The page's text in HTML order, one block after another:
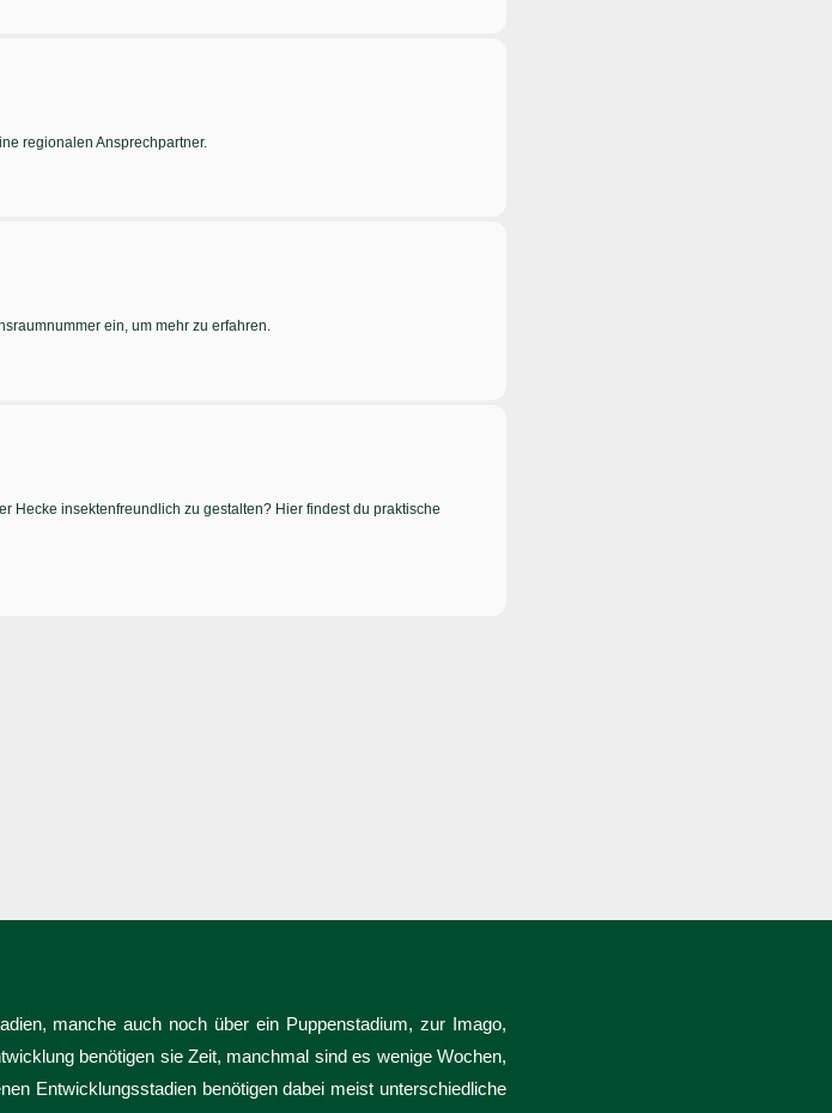
regionalen Ansprechpartner.
ein, um mehr zu erfahren.
Hecke insektenfreundlich zu gestalten? Hier findest du praktische
manche auch noch über ein Puppenstadium, zur Imago,
benötigen sie Zeit, manchmal sind es wenige Wochen,
Entwicklungsstadien benötigen dabei meist unterschiedliche